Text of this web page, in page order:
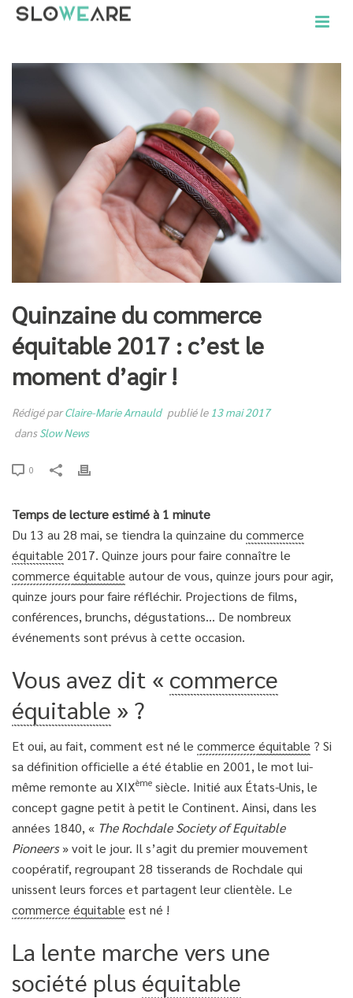
Quinzaine du commerce
équitable 2017 : c’est le
moment d’agir !
Rédigé parClaire-Marie Arnauld publié le 13 mai 2017
dansSlow News
0
Temps de lecture estimé à 1 minute
Du 13 au 28 mai, se tiendra la quinzaine du commerce
équitable 2017. Quinze jours pour faire connaître le
commerce équitable autour de vous, quinze jours pour agir,
quinze jours pour faire réfléchir. Projections de films,
conférences, brunchs, dégustations… De nombreux
événements sont prévus à cette occasion.
Vous avez dit « commerce
équitable » ?
Et oui, au fait, comment est né le commerce équitable ? Si
sa définition officielle a été établie en 2001, le mot lui-
même remonte au XIXème siècle. Initié aux États-Unis, le
concept gagne petit à petit le Continent. Ainsi, dans les
années 1840, « The Rochdale Society of Equitable
Pioneers» voit le jour. Il s’agit du premier mouvement
coopératif, regroupant 28 tisserands de Rochdale qui
unissent leurs forces et partagent leur clientèle. Le
commerce équitable est né !
La lente marche vers une
société plus équitable